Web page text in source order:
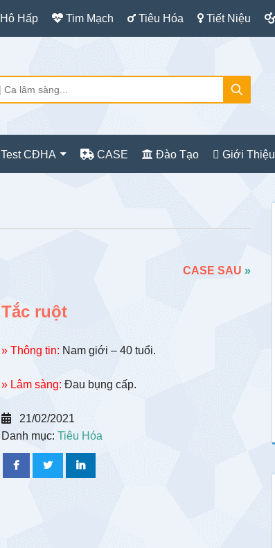
Hô Hấp Tim Mạch Tiêu Hóa Tiết Niệu
Test CĐHA CASE Đào Tạo Giới Thiệu
CASE SAU »
Tắc ruột
» Thông tin: Nam giới – 40 tuổi.
» Lâm sàng: Đau bụng cấp.
21/02/2021
Danh mục: Tiêu Hóa